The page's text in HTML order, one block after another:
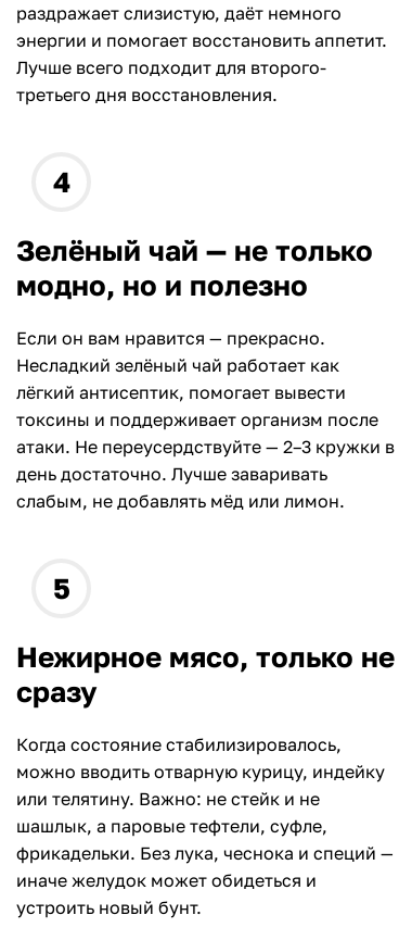
раздражает слизистую, даёт немного
энергии и помогает восстановить аппетит.
Лучше всего подходит для второго-
третьего дня восстановления.
Зелёный чай — не только
модно, но и полезно
Если он вам нравится — прекрасно.
Несладкий зелёный чай работает как
лёгкий антисептик, помогает вывести
токсины и поддерживает организм после
атаки. Не переусердствуйте — 2–3 кружки в
день достаточно. Лучше заваривать
слабым, не добавлять мёд или лимон.
Нежирное мясо, только не
сразу
Когда состояние стабилизировалось,
можно вводить отварную курицу, индейку
или телятину. Важно: не стейк и не
шашлык, а паровые тефтели, суфле,
фрикадельки. Без лука, чеснока и специй —
иначе желудок может обидеться и
устроить новый бунт.